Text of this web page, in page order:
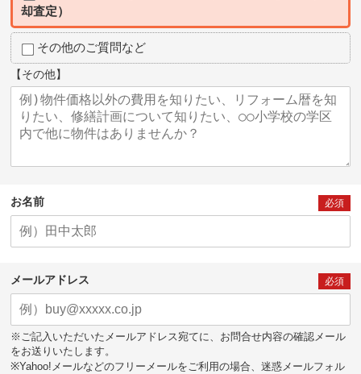
却査定）
その他のご質問など
【その他】
お名前 必須
メールアドレス 必須
※ご記入いただいたメールアドレス宛てに、お問合せ内容の確認メール
をお送りいたします。
※Yahoo!メールなどのフリーメールをご利用の場合、迷惑メールフォル